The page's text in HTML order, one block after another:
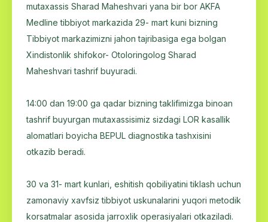
mutaxassis Sharad Maheshvari yana bir bor AKFA
Medline tibbiyot markazida 29- mart kuni bizning
Tibbiyot markazimizni jahon tajribasiga ega bolgan
Xindistonlik shifokor- Otoloringolog Sharad
Maheshvari tashrif buyuradi.
14:00 dan 19:00 ga qadar bizning taklifimizga binoan
tashrif buyurgan mutaxassisimiz sizdagi LOR kasallik
alomatlari boyicha BEPUL diagnostika tashxisini
otkazib beradi.
30 va 31- mart kunlari, eshitish qobiliyatini tiklash uchun
zamonaviy xavfsiz tibbiyot uskunalarini yuqori metodik
korsatmalar asosida jarroxlik operasiyalari otkaziladi.